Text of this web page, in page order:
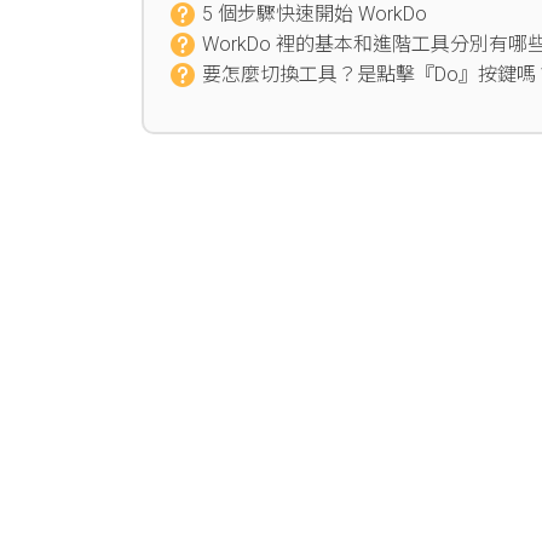
5 個步驟快速開始 WorkDo
WorkDo 裡的基本和進階工具分別有哪
要怎麼切換工具？是點擊『Do』按鍵嗎